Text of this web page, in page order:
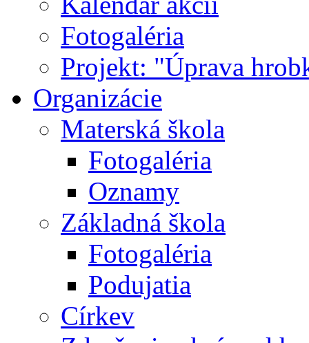
Fotogaléria
Projekt: "Úprava
Organizácie
Materská škola
Fotogaléria
Oznamy
Základná škola
Fotogaléria
Podujatia
Církev